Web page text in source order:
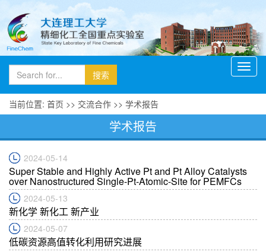
当前位置: 首页 >> 交流合作 >> 学术报告
学术报告
2024-05-14
Super Stable and Highly Active Pt and Pt Alloy Catalysts
over Nanostructured Single-Pt-Atomic-Site for PEMFCs
2024-05-13
新化学 新化工 新产业
2024-05-07
低碳资源高值转化利用研究进展